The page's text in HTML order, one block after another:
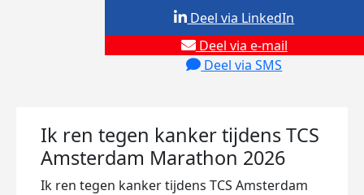
Deel via e-mail
Deel via SMS
Deel via LinkedIn
Ik ren tegen kanker tijdens TCS
Amsterdam Marathon 2026
Ik ren tegen kanker tijdens TCS Amsterdam